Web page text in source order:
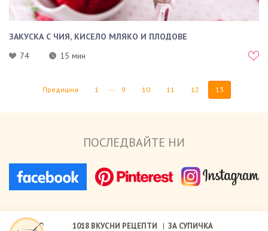
ЗАКУСКА С ЧИЯ, КИСЕЛО МЛЯКО И ПЛОДОВЕ
74
15 мин
Предишна 1 ... 9 10 11 12 13
ПОСЛЕДВАЙТЕ НИ
1018 ВКУСНИ РЕЦЕПТИ ЗА СУПИЧКА